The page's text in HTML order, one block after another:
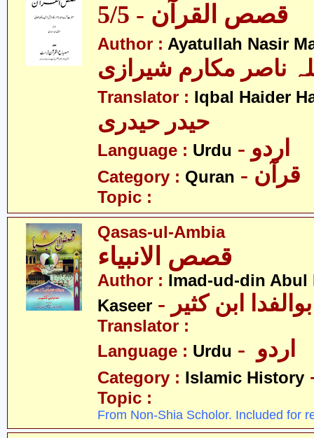
قصص القرآن - 5/5
Author : Ayatullah Nasir
ناصر مکارم شیرازی
Translator : Iqbal Haider
حیدر حیدری
Language : Urdu - اردو
Category : Quran - قرآن
Topic :
Qasas-ul-Ambia
Author : Imad-ud-din Abul
Kaseer
ابن کثیر
Translator :
Language : Urdu
Category : Islamic History
Topic :
From Non-Shia Scholor. Included for